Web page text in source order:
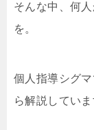
そんな中、何
を。
個人指導シグ
ら解説していま